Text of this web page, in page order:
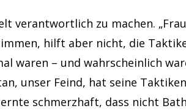
verantwortlich zu machen.
hilft aber nicht, die
waren – und wahrscheinlich
unser Feind, hat seine
schmerzhaft, dass nicht